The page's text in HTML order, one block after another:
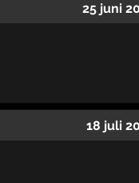
25 juni
18 juli